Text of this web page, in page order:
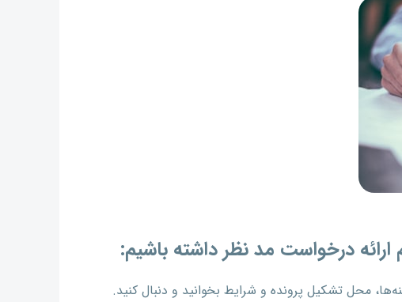
ارائه درخواست مد نظر داشته باشیم:
محل تشکیل پرونده و شرایط بخوانید و دنبال کنید.